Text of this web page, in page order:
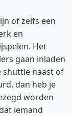
of zelfs een
en
Het
gaan inladen
shuttle naast of
dan heb je
worden
iemand